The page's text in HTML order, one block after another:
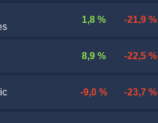
1,8 % -21,9 %
8,9 % -22,5 %
-9,0 % -23,7 %